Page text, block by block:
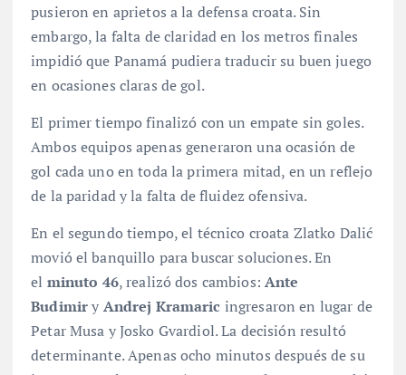
pusieron en aprietos a la defensa croata. Sin
embargo, la falta de claridad en los metros finales
impidió que Panamá pudiera traducir su buen juego
en ocasiones claras de gol.
El primer tiempo finalizó con un empate sin goles.
Ambos equipos apenas generaron una ocasión de
gol cada uno en toda la primera mitad, en un reflejo
de la paridad y la falta de fluidez ofensiva.
En el segundo tiempo, el técnico croata Zlatko Dalić
movió el banquillo para buscar soluciones. En
el minuto 46, realizó dos cambios:Ante
Budimiry Andrej Kramaric ingresaron en lugar de
Petar Musa y Josko Gvardiol. La decisión resultó
determinante. Apenas ocho minutos después de su